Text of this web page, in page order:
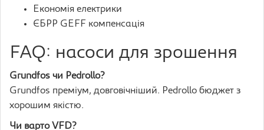
Економія електрики
ЄБРР GEFF компенсація
FAQ: насоси для зрошення
Grundfos чи Pedrollo?
Grundfos преміум, довговічніший. Pedrollo бюджет з
хорошим якістю.
Чи варто VFD?